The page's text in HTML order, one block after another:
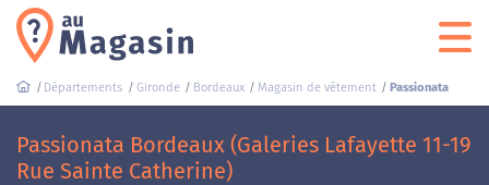
Départements Gironde Bordeaux Magasin de vêtement Passionata
Passionata Bordeaux (Galeries Lafayette 11-19
Rue Sainte Catherine)